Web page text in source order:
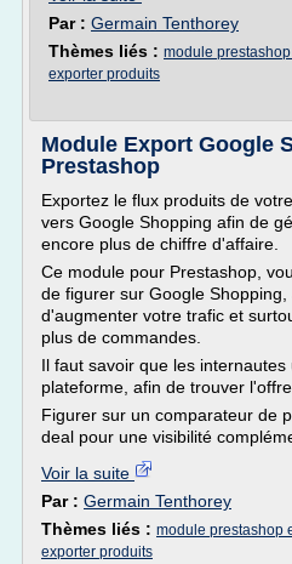
Par : Germain Tenthorey
Thèmes liés : module
exporter produits
Module Export Google
Prestashop
Exportez le flux produits de
vers Google Shopping afin de
encore plus de chiffre d'affaire.
Ce module pour Prestashop,
de figurer sur Google Shopping,
d'augmenter votre trafic et
plus de commandes.
Il faut savoir que les
plateforme, afin de trouver
Figurer sur un comparateur de
deal pour une visibilité
Voir la suite
Par : Germain Tenthorey
Thèmes liés : module prestashop
exporter produits